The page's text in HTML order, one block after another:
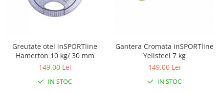
Greutate otel inSPORTline
Hamerton 10 kg/ 30 mm
149,00 Lei
IN STOC
Gantera Cromata inSPORTline
Yellsteel 7 kg
149,00 Lei
IN STOC